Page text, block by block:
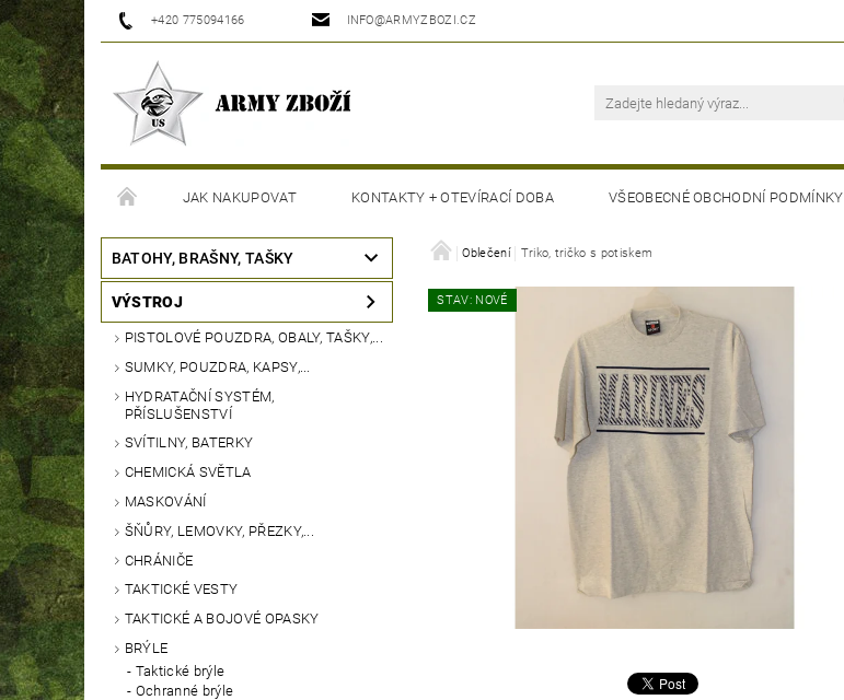
+420 775094166 INFO@ARMYZBOZI.CZ
JAK NAKUPOVAT KONTAKTY + OTEVÍRACÍ DOBA VŠEOBECNÉ OBCHODNÍ PODMÍNKY
MOJE OBJEDNÁVKA
BATOHY, BRAŠNY, TAŠKY
VÝSTROJ
PISTOLOVÉ POUZDRA, OBALY, TAŠKY,...
SUMKY, POUZDRA, KAPSY,...
HYDRATAČNÍ SYSTÉM,
PŘÍSLUŠENSTVÍ
SVÍTILNY, BATERKY
CHEMICKÁ SVĚTLA
MASKOVÁNÍ
ŠŇŮRY, LEMOVKY, PŘEZKY,...
CHRÁNIČE
TAKTICKÉ VESTY
TAKTICKÉ A BOJOVÉ OPASKY
BRÝLE
Taktické brýle
Ochranné brýle
Oblečení Triko, tričko s potiskem
STAV: NOVÉ